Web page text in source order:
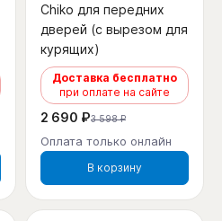
Chiko для передних
дверей (с вырезом для
курящих)
Доставка бесплатно
при оплате на сайте
2 690 ₽3 598 ₽
Оплата только онлайн
В корзину